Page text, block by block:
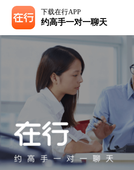
下载在行APP
约高手一对一聊天